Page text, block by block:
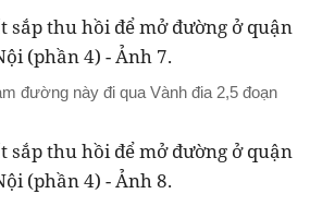
đường này đi qua Vành đia 2,5 đoạn